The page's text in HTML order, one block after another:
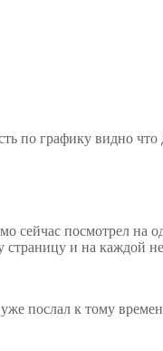
по графику видно
сейчас посмотрел на
страницу и на каждой
послал к тому